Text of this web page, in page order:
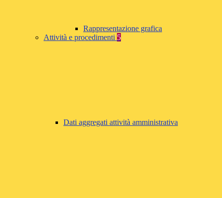
Rappresentazione grafica
Attività e procedimenti 5
Dati aggregati attività amministrativa